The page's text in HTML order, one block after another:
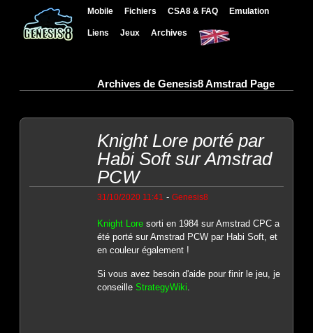
Mobile Fichiers CSA8 & FAQ Emulation
Liens Jeux Archives
Archives de Genesis8 Amstrad Page
Knight Lore porté par
Habi Soft sur Amstrad
PCW
31/10/2020 11:41 - Genesis8
Knight Loresorti en 1984 sur Amstrad CPC a
été porté sur Amstrad PCW par Habi Soft, et
en couleur également !
Si vous avez besoin d'aide pour finir le jeu, je
conseille StrategyWiki.